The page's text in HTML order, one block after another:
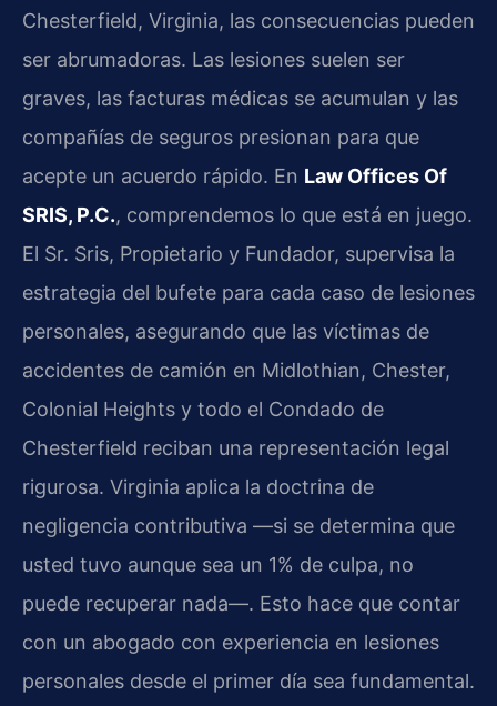
Chesterfield, Virginia, las consecuencias pueden
ser abrumadoras. Las lesiones suelen ser
graves, las facturas médicas se acumulan y las
compañías de seguros presionan para que
acepte un acuerdo rápido. En Law Offices Of
SRIS, P.C., comprendemos lo que está en juego.
El Sr. Sris, Propietario y Fundador, supervisa la
estrategia del bufete para cada caso de lesiones
personales, asegurando que las víctimas de
accidentes de camión en Midlothian, Chester,
Colonial Heights y todo el Condado de
Chesterfield reciban una representación legal
rigurosa. Virginia aplica la doctrina de
negligencia contributiva —si se determina que
usted tuvo aunque sea un 1% de culpa, no
puede recuperar nada—. Esto hace que contar
con un abogado con experiencia en lesiones
personales desde el primer día sea fundamental.